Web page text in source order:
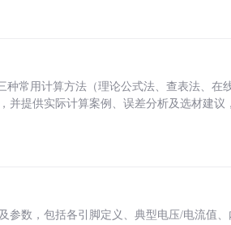
种常用计算方法（理论公式法、查表法、在
并提供实际计算案例、误差分析及选材建议
参数，包括各引脚定义、典型电压/电流值